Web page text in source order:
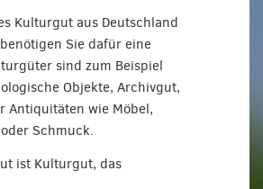
Kulturgut aus Deutschland
Sie dafür eine
sind zum Beispiel
Objekte, Archivgut,
Antiquitäten wie Möbel,
Schmuck.
ist Kulturgut, das